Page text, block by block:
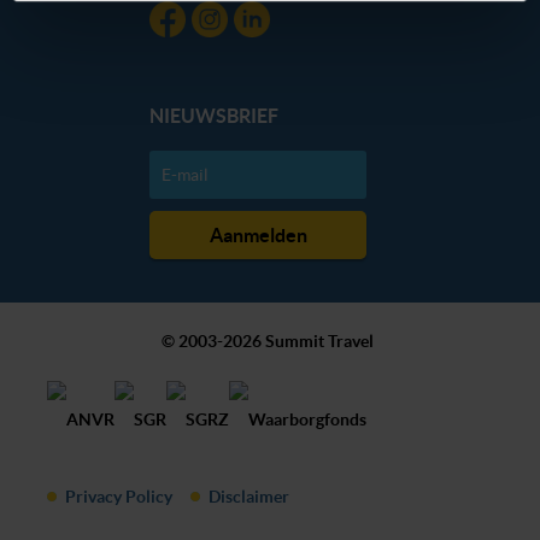
dan hieronder jouw voorkeuren aan. Goed om te weten:
je kunt jouw voorkeuren altijd aanpassen. Klik daarvoor
cookie aangeven of je die wel of niet wilt toestaan.
We werken samen met
kunnen ontvangen en verwerken.
NIEUWSBRIEF
© 2003-2026 Summit Travel
Privacy Policy Disclaimer